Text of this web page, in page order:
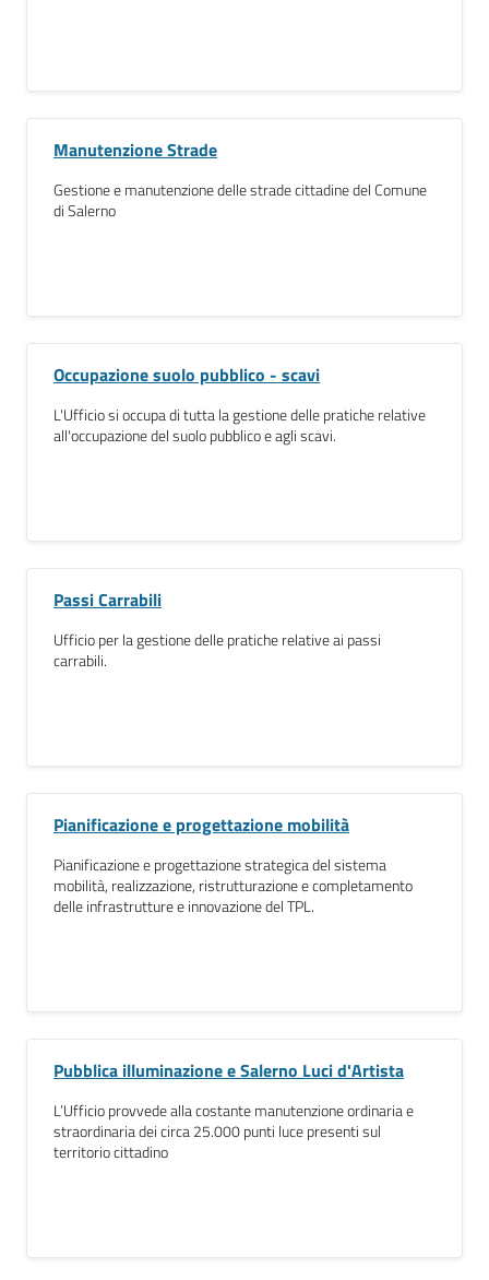
Manutenzione Strade
Gestione e manutenzione delle strade cittadine del Comune
di Salerno
Occupazione suolo pubblico - scavi
L'Ufficio si occupa di tutta la gestione delle pratiche relative
all'occupazione del suolo pubblico e agli scavi.
Passi Carrabili
Ufficio per la gestione delle pratiche relative ai passi
carrabili.
Pianificazione e progettazione mobilità
Pianificazione e progettazione strategica del sistema
mobilità, realizzazione, ristrutturazione e completamento
delle infrastrutture e innovazione del TPL.
Pubblica illuminazione e Salerno Luci d'Artista
L’Ufficio provvede alla costante manutenzione ordinaria e
straordinaria dei circa 25.000 punti luce presenti sul
territorio cittadino